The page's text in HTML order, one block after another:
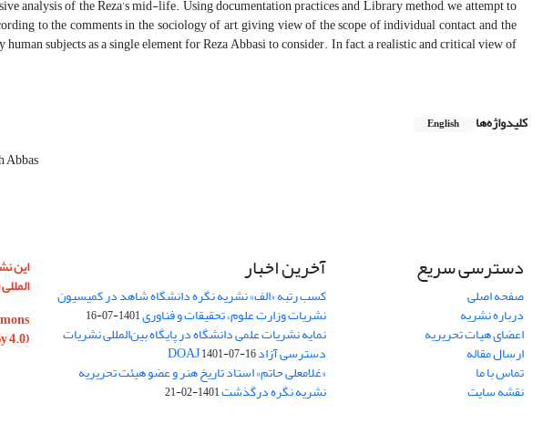
analysis of the Reza’s mid-life. Using documentation practices and Library method, we attempt to
to the comments in the sociology of art, giving view of the scope of individual contact, and the
subjects as a single element for Reza Abbasi to consider. In fact, a realistic and critical view of
کلیدواژه‌ها English
Abbas
دسترسی سریع
صفحه اصلی
درباره نشریه
اعضای هیات تحریریه
ارسال مقاله
تماس با ما
نقشه سایت
آخرین اخبار
کسب رتبه «الف» نشریه نگره دانشگاه شاهد در کمیسیون
نشریات وزارت علوم، تحقیقات و فناوری1401-07-16
نمایه نشریات علمی دانشگاه در پایگاه بین‌المللی نشریات
دسترسی آزاد DOAJ1401-07-16
«غلامعلی حاتم» استاد تاریخ هنر و عضو هیئت تحریریه
نشریه نگره درگذشت1401-02-21